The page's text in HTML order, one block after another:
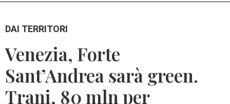
DAI TERRITORI
Venezia, Forte
Sant’Andrea sarà green.
Trani, 80 mln per